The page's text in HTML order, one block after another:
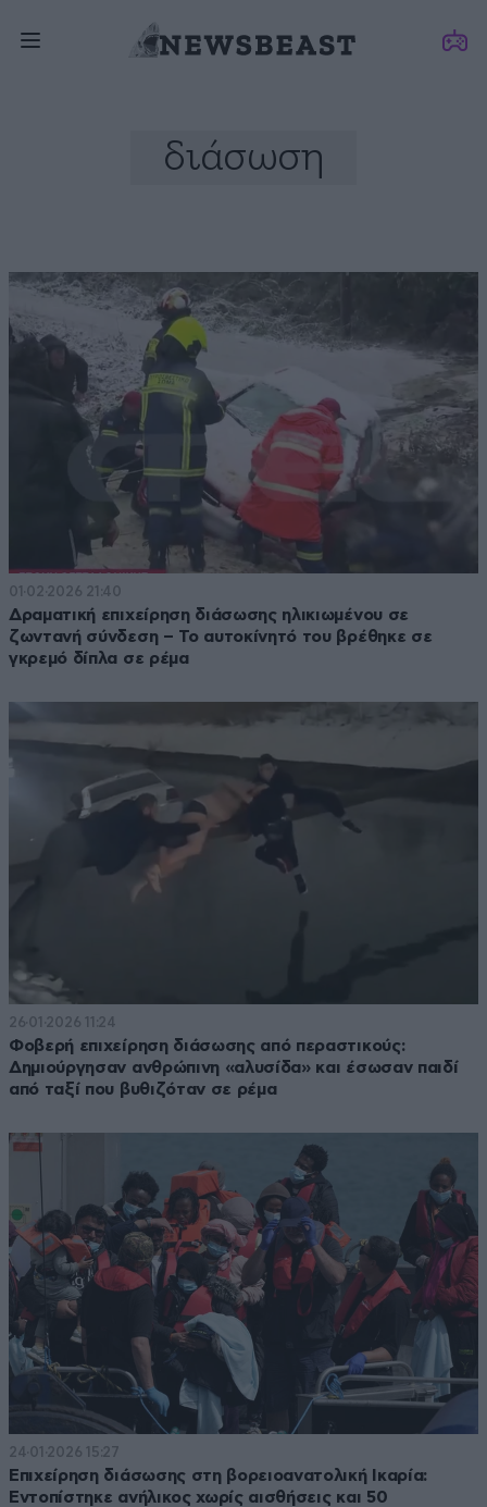
διάσωση
01·02·2026 21:40
Δραματική επιχείρηση διάσωσης ηλικιωμένου σε
ζωντανή σύνδεση – Το αυτοκίνητό του βρέθηκε σε
γκρεμό δίπλα σε ρέμα
26·01·2026 11:24
Φοβερή επιχείρηση διάσωσης από περαστικούς:
Δημιούργησαν ανθρώπινη «αλυσίδα» και έσωσαν παιδί
από ταξί που βυθιζόταν σε ρέμα
24·01·2026 15:27
Επιχείρηση διάσωσης στη βορειοανατολική Ικαρία:
Εντοπίστηκε ανήλικος χωρίς αισθήσεις και 50